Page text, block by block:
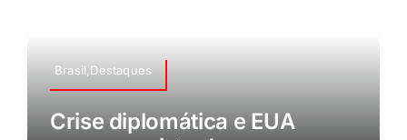
Brasil,Destaques
Crise diplomática e EUA